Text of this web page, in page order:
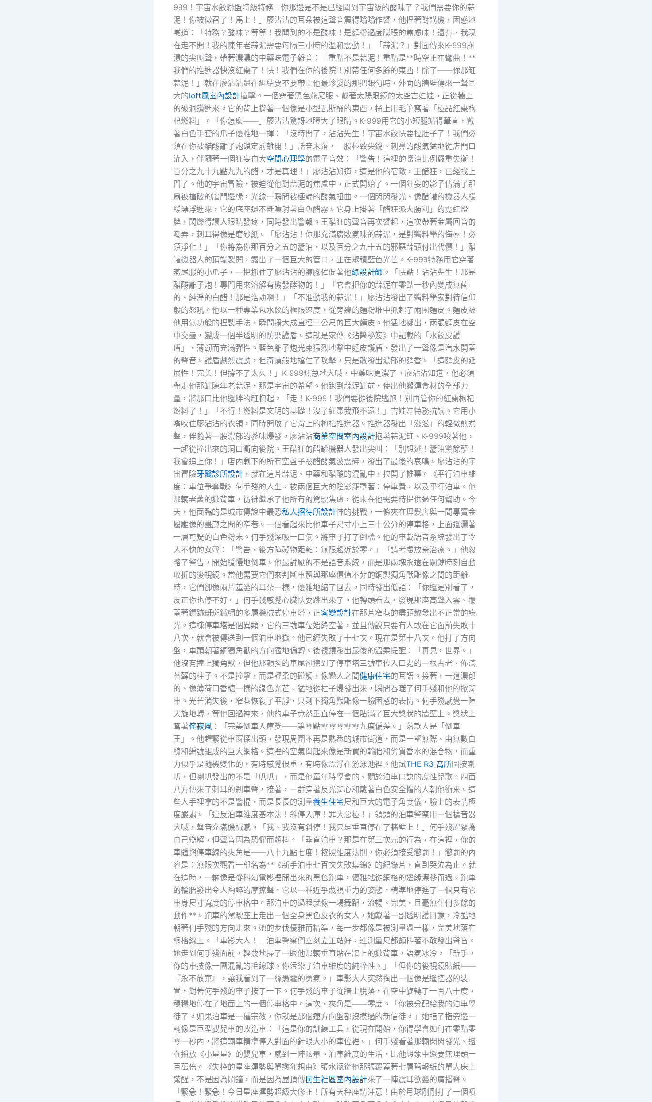
999！宇宙水餃聯盟特級特務！你那邊是不是已經聞到宇宙級的酸味了？我們需要你的蒜
泥！你被徵召了！馬上！」廖沾沾的耳朵被這聲音震得嗡嗡作響，他捏著對講機，困惑地
喊道：「特務？酸味？等等！我聞到的不是酸味！是麵粉過度膨脹的焦慮味！還有，我現
在走不開！我的陳年老蒜泥需要每隔三小時的溫和震動！」「蒜泥？」對面傳來K-999崩
潰的尖叫聲，帶著濃濃的中藥味電子雜音：「重點不是蒜泥！重點是**時空正在彎曲！**
我們的推進器快沒紅棗了！快！我們在你的後院！別帶任何多餘的東西！除了——你那缸
蒜泥！」就在廖沾沾還在糾結要不要帶上他最珍愛的那把銀勺時，外面的牆壁傳來一聲巨
大的loft風室內設計撞擊。一個穿著黑色燕尾服、戴著太陽眼鏡的太空吉娃娃，正從牆上
的破洞鑽進來。它的背上揹著一個像是小型瓦斯桶的東西，桶上用毛筆寫著「極品紅棗枸
杞燃料」。「你怎麼——」廖沾沾驚訝地瞪大了眼睛。K-999用它的小短腿站得筆直，戴
著白色手套的爪子優雅地一揮：「沒時間了，沾沾先生！宇宙水餃快要拉肚子了！我們必
須在你被醋酸離子炮鎖定前離開！」話音未落，一股極致尖銳、刺鼻的酸氣猛地從店門口
灌入，伴隨著一個狂妄自大空間心理學的電子音效：「警告！這裡的醬油比例嚴重失衡！
百分之九十九點九九的醋，才是真理！」廖沾沾知道，這是他的宿敵，王醋狂，已經找上
門了。他的宇宙冒險，被迫從他對蒜泥的焦慮中，正式開始了。一個狂妄的影子佔滿了那
扇被撞破的牆門邊緣，光線一瞬間被極端的酸氣扭曲。一個閃閃發光、像醋罐的機器人緩
緩漂浮進來，它的底座還不斷噴射著白色醋霧。它身上掛著「醋狂派大勝利」的霓虹燈
牌，閃爍得讓人眼睛發疼，同時發出警報。王醋狂的聲音再次響起，這次帶著金屬回音的
嘲弄，刺耳得像是磨砂紙。「廖沾沾！你那充滿腐敗氣味的蒜泥，是對醬料學的侮辱！必
須淨化！」「你將為你那百分之五的醬油，以及百分之九十五的邪惡蒜頭付出代價！」醋
罐機器人的頂端裂開，露出了一個巨大的管口，正在聚積藍色光芒。K-999特務用它穿著
燕尾服的小爪子，一把抓住了廖沾沾的褲腳催促著他綠設計師 。「快點！沾沾先生！那是
醋酸離子炮！專門用來溶解有機發酵物的！」「它會把你的蒜泥在零點一秒內變成無菌
的、純淨的白醋！那是浩劫啊！」「不准動我的蒜泥！」廖沾沾發出了醬料學家對待信仰
般的怒吼。他以一種專業包水餃的極限速度，從旁邊的麵粉堆中抓起了兩團麵皮。麵皮被
他用氣功般的捏製手法，瞬間擴大成直徑三公尺的巨大麵皮。他猛地擲出，兩張麵皮在空
中交疊，變成一個半透明的防禦護盾。這就是家傳《沾醬秘笈》中記載的「水餃皮護
盾」，薄韌而充滿彈性。藍色離子炮光束猛烈地擊中麵皮護盾，發出了一聲像是汽水開蓋
的聲音。護盾劇烈震動，但奇蹟般地擋住了攻擊，只是散發出濃郁的麵香。「這麵皮的延
展性！完美！但撐不了太久！」K-999焦急地大喊，中藥味更濃了。廖沾沾知道，他必須
帶走他那缸陳年老蒜泥，那是宇宙的希望。他跑到蒜泥缸前，使出他搬運食材的全部力
量，將那口比他還胖的缸抱起。「走！K-999！我們要從後院逃跑！別再管你的紅棗枸杞
燃料了！」「不行！燃料是文明的基礎！沒了紅棗我飛不遠！」吉娃娃特務抗議。它用小
嘴咬住廖沾沾的衣領，同時開啟了它背上的枸杞推進器。推進器發出「滋滋」的輕微煎煮
聲，伴隨著一股濃郁的蔘味爆發。廖沾沾商業空間室內設計抱著蒜泥缸、K-999咬著他，
一起從撞出來的洞口衝向後院。王醋狂的醋罐機器人發出尖叫：「別想逃！醬油黨餘孽！
我會追上你！」店內剩下的所有空盤子被醋酸氣波震碎，發出了最後的哀鳴。廖沾沾的宇
宙冒險牙醫診所設計 ，就在這片蒜泥、中藥和醋酸的混亂中，拉開了帷幕。《平行泊車維
度：車位爭奪戰》何手殘的人生，被兩個巨大的陰影籠罩著：停車費，以及平行泊車。他
那輛老舊的掀背車，彷彿繼承了他所有的駕駛焦慮，從未在他需要時提供過任何幫助。今
天，他面臨的是城市傳說中最恐私人招待所設計怖的挑戰，一條夾在理髮店與一間專賣金
屬雕像的畫廊之間的窄巷。一個看起來比他車子尺寸小上三十公分的停車格，上面還灑著
一層可疑的白色粉末。何手殘深吸一口氣。將車子打了倒檔。他的車載語音系統發出了令
人不快的女聲：「警告，後方障礙物距離：無限趨近於零。」「請考慮放棄治療。」他忽
略了警告，開始緩慢地倒車。他最討厭的不是語音系統，而是那兩塊永遠在關鍵時刻自動
收折的後視鏡。當他需要它們來判斷車體與那座價值不菲的銅製獨角獸雕像之間的距離
時，它們卻像兩片羞澀的耳朵一樣，優雅地縮了回去。同時發出低語：「你還是別看了，
反正你也停不好。」何手殘感覺心臟快要跳出來了。他轉頭看去，發現那座高聳入雲、覆
蓋著鏽跡斑斑鐵網的多層機械式停車塔，正客變設計在那片窄巷的盡頭散發出不正常的綠
光。這棟停車塔是個異類，它的三號車位始終空著，並且傳說只要有人敢在它面前失敗十
八次，就會被傳送到一個泊車地獄。他已經失敗了十七次。現在是第十八次。他打了方向
盤，車頭朝著銅獨角獸的方向猛地偏轉。後視鏡發出最後的溫柔提醒：「再見，世界。」
他沒有撞上獨角獸，但他那顫抖的車尾卻擦到了停車塔三號車位入口處的一根古老、佈滿
苔蘚的柱子。不是撞擊，而是輕柔的碰觸，像戀人之間健康住宅的耳語。接著，一道濃郁
的、像薄荷口香糖一樣的綠色光芒。猛地從柱子爆發出來，瞬間吞噬了何手殘和他的掀背
車。光芒消失後，窄巷恢復了平靜，只剩下獨角獸雕像一臉困惑的表情。何手殘感覺一陣
天旋地轉，等他回過神來，他的車子竟然垂直停在一個貼滿了巨大獎狀的牆壁上。獎狀上
寫著侘寂風 ：「完美倒車入庫獎——第零點零零零零零九度偏差。」落款人是「倒車
王」。他趕緊從車窗探出頭，發現周圍不再是熟悉的城市街道，而是一望無際、由無數白
線和編號組成的巨大網格。這裡的空氣聞起來像是新買的輪胎和劣質香水的混合物，而重
力似乎是隨機變化的，有時感覺很重，有時像漂浮在游泳池裡。他試THE R3 寓所圖按喇
叭，但喇叭發出的不是「叭叭」，而是他童年時學會的、關於泊車口訣的魔性兒歌。四面
八方傳來了刺耳的剎車聲，接著，一群穿著反光背心和戴著白色安全帽的人朝他衝來。這
些人手裡拿的不是警棍，而是長長的測量養生住宅尺和巨大的電子角度儀，臉上的表情極
度嚴肅。「違反泊車維度基本法！斜停入庫！罪大惡極！」領頭的泊車警察用一個擴音器
大喊，聲音充滿機械感。「我、我沒有斜停！我只是垂直停在了牆壁上！」何手殘趕緊為
自己辯解，但聲音因為恐懼而顫抖。「垂直泊車？那是在第三次元的行為，在這裡，你的
車體與停車線的夾角是——八十九點七度！按照維度法則，你必須接受懲罰！」懲罰的內
容是：無限次觀看一部名為**《新手泊車七百次失敗集錦》的紀錄片，直到哭泣為止。就
在這時，一輛像是從科幻電影裡開出來的黑色跑車，優雅地從網格的邊緣漂移而過。跑車
的輪胎發出令人陶醉的摩擦聲，它以一種近乎蔑視重力的姿態，精準地停進了一個只有它
車身尺寸寬度的停車格中。那泊車的過程就像一場舞蹈，流暢、完美，且毫無任何多餘的
動作**。跑車的駕駛座上走出一個全身黑色皮衣的女人，她戴著一副透明護目鏡，冷酷地
朝著何手殘的方向走來。她的步伐優雅而精準，每一步都像是被測量過一樣，完美地落在
網格線上。「車影大人！」泊車警察們立刻立正站好，連測量尺都顫抖著不敢發出聲音。
她走到何手殘面前，輕蔑地掃了一眼他那輛垂直貼在牆上的掀背車，語氣冰冷。「新手，
你的車技像一團混亂的毛線球。你污染了泊車維度的純粹性。」「但你的後視鏡貼紙——
『永不放棄』，讓我看到了一絲愚蠢的勇氣。」車影大人突然掏出一個像是遙控器的裝
置，對著何手殘的車子按了一下。何手殘的車子從牆上脫落，在空中旋轉了一百八十度，
穩穩地停在了地面上的一個停車格中。這次，夾角是——零度。「你被分配給我的泊車學
徒了。如果泊車是一種宗教，你就是那個連方向盤都沒摸過的新信徒。」她指了指旁邊一
輛像是巨型嬰兒車的改造車：「這是你的訓練工具，從現在開始，你得學會如何在零點零
零一秒內，將這輛車精準停入對面的針眼大小的車位裡。」何手殘看著那輛閃閃發光、還
在播放《小星星》的嬰兒車，感到一陣眩暈。泊車維度的生活，比他想象中還要無理頭一
百萬倍。《失控的星座運勢與單戀狂想曲》張水瓶從他那張覆蓋著七層舊報紙的單人床上
驚醒，不是因為鬧鐘，而是因為屋頂傳民生社區室內設計來了一陣震耳欲聾的廣播聲。
「緊急！緊急！今日星座運勢超級大修正！所有天秤座請注意！由於月球剛剛打了一個噴